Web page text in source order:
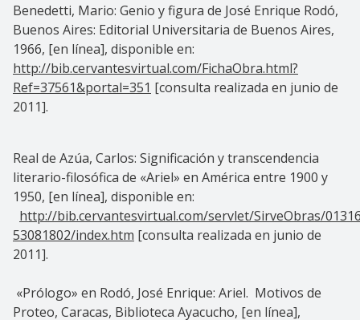
Benedetti, Mario: Genio y figura de José Enrique Rodó,
Buenos Aires: Editorial Universitaria de Buenos Aires,
1966, [en línea], disponible en:
http://bib.cervantesvirtual.com/FichaObra.html?
Ref=37561&portal=351 [consulta realizada en junio de
2011].
Real de Azúa, Carlos: Significación y transcendencia
literario-filosófica de «Ariel» en América entre 1900 y
1950, [en línea], disponible en:
http://bib.cervantesvirtual.com/servlet/SirveObras/
53081802/index.htm [consulta realizada en junio de
2011].
«Prólogo» en Rodó, José Enrique: Ariel. Motivos de
Proteo, Caracas, Biblioteca Ayacucho, [en línea],